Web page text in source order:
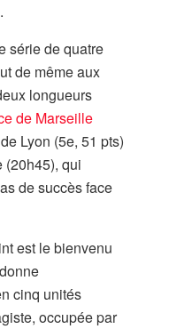
série de quatre
de même aux
longueurs
de Marseille
Lyon (5e, 51 pts)
(20h45), qui
de succès face
est le bienvenu
cinq unités
occupée par